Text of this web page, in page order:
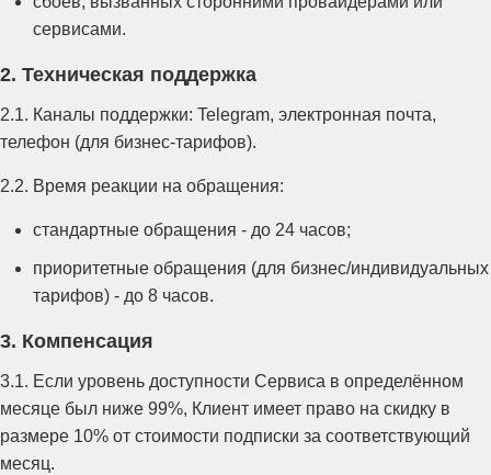
сервисами.
2. Техническая поддержка
2.1. Каналы поддержки: Telegram, электронная почта,
телефон (для бизнес-тарифов).
2.2. Время реакции на обращения:
стандартные обращения - до 24 часов;
приоритетные обращения (для бизнес/индивидуальных
тарифов) - до 8 часов.
3. Компенсация
3.1. Если уровень доступности Сервиса в определённом
месяце был ниже 99%, Клиент имеет право на скидку в
размере 10% от стоимости подписки за соответствующий
месяц.